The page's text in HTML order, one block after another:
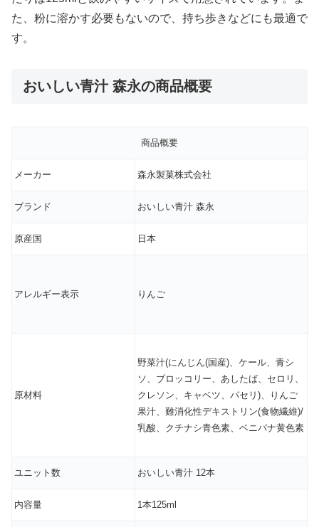
た、粉に溶かす必要もないので、持ち歩きなどにも最適で
す。
おいしい青汁 森永の商品概要
商品概要
メーカー 森永製菓株式会社
ブランド おいしい青汁 森永
原産国 日本
アレルギー表示 りんご
原材料
野菜汁(にんじん(国産)、ケール、青シ
ソ、ブロッコリー、あしたば、セロリ、
クレソン、キャベツ、パセリ)、りんご
果汁、難消化性デキストリン(食物繊維)/
乳酸、クチナシ青色素、ベニバナ黄色素
ユニット数 おいしい青汁 12本
内容量 1本125ml